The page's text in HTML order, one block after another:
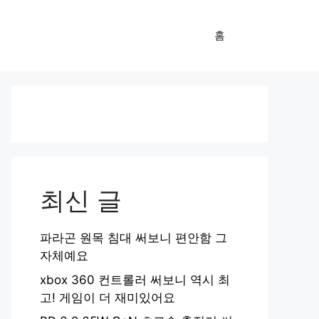
홈
최신 글
파라곤 원목 침대 써보니 편안함 그
자체예요
xbox 360 컨트롤러 써보니 역시 최
고! 게임이 더 재미있어요